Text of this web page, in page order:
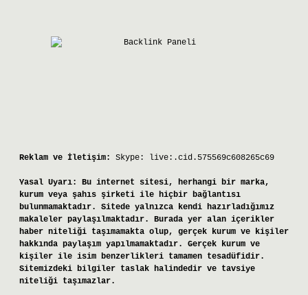
Reklam ve İletişim: Skype: live:.cid.575569c608265c69
Yasal Uyarı:
Bu internet sitesi, herhangi bir marka,
kurum veya şahıs şirketi ile hiçbir bağlantısı
bulunmamaktadır. Sitede yalnızca kendi hazırladığımız
makaleler paylaşılmaktadır. Burada yer alan içerikler
haber niteliği taşımamakta olup, gerçek kurum ve kişiler
hakkında paylaşım yapılmamaktadır. Gerçek kurum ve
kişiler ile isim benzerlikleri tamamen tesadüfidir.
Sitemizdeki bilgiler taslak halindedir ve tavsiye
niteliği taşımazlar.